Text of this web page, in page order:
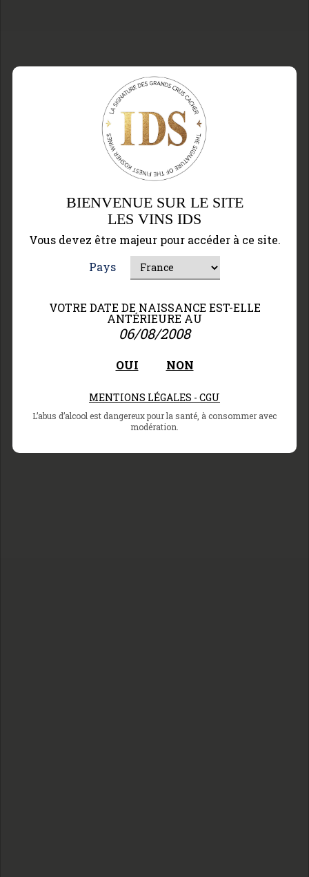
Château
La Gaffelière
BIENVENUE SUR LE SITE
LES VINS IDS
Vous devez être majeur pour accéder à ce site.
Pays
VOTRE DATE DE NAISSANCE EST-ELLE
ANTÉRIEURE AU
06/08/2008
OUI NON
MENTIONS LÉGALES - CGU
L’abus d’alcool est dangereux pour la santé, à consommer avec
modération.